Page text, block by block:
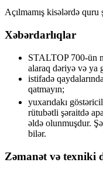
Açılmamış kisələrdə quru
Xəbərdarlıqlar
STALTOP 700-ün
alaraq dəriyə və ya
istifadə
qatmayın;
yuxarıdakı
rütubətli şəraitdə
əldə olunmuşdur.
bilər.
Zəmanət və texniki